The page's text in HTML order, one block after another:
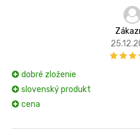
dobré zloženie
slovenský produkt
cena